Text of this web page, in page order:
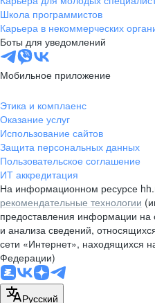
Школа программистов
Карьера в некоммерческих
Боты для уведомлений
Мобильное приложение
Этика и комплаенс
Оказание услуг
Использование сайтов
Защита персональных данных
Пользовательское соглашение
ИТ аккредитация
На информационном ресурсе
рекомендательные технологии
предоставления информации на
и анализа сведений,
сети «Интернет», находящихся
Федерации)
Русский